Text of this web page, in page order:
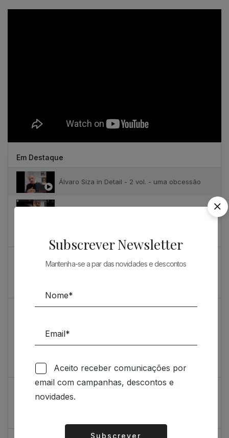
Em Destaque
Álvaro Siza in Detail - 2 vol. - uma obcessão
O máximo rigor
PRENDA ESPECIAL PARA ARQUITECTOS 2023
Feedback
Índice de satisfação inédito
Subscrever Newsletter
Mantenha-se a par das novidades e descontos
Aceito receber comunicações por
email com campanhas, descontos e
novidades.
Subscrever